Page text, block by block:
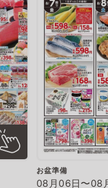
お盆準備
08月06日〜08